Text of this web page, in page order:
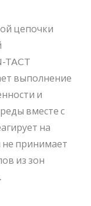
цепочки
TACT
выполнение
и
вместе с
на
не принимает
из зон